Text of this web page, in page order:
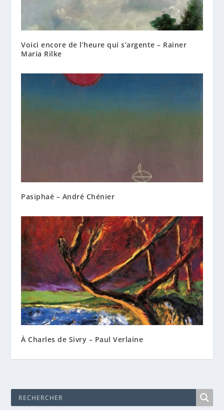
Voici encore de l’heure qui s’argente – Rainer
Maria Rilke
Pasiphaé – André Chénier
À Charles de Sivry – Paul Verlaine